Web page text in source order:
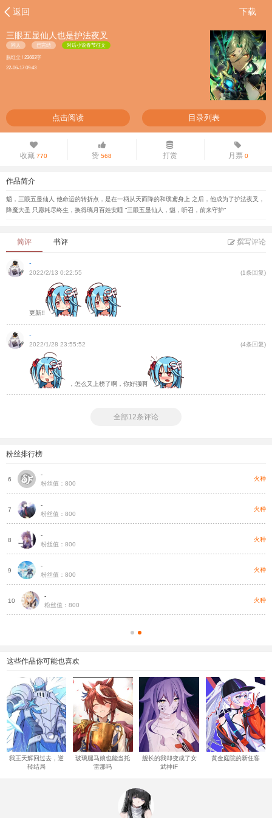
返回 下载
三眼五显仙人也是护法夜叉
同人 已完结 对话小说春节征文
脱红尘 / 23663字
22-06-17 09:43
点击阅读 目录列表
收藏 770 赞 568 打赏 月票0
作品简介
魈，三眼五显仙人 他命运的转折点，是在一柄从天而降的和璞鸢身上 之后，他成为了护法夜叉，
降魔大圣 只愿耗尽终生，换得璃月百姓安睡 “三眼五显仙人，魈，听召，前来守护”
简评 书评 撰写评论
-
2022/2/13 0:22:55 (1条回复)
更新!!
-
2022/1/28 23:55:52 (4条回复)
，怎么又上榜了啊，你好强啊
全部12条评论
粉丝排行榜
6
-
粉丝值：800
火种
7
-
粉丝值：800
火种
8
-
粉丝值：800
火种
9
-
粉丝值：800
火种
10
-
粉丝值：800
火种
这些作品你可能也喜欢
我王天辉回过去，逆
转结局
玻璃腿马娘也能当托
雷那吗
舰长的我却变成了女
武神IF
黄金庭院的新住客